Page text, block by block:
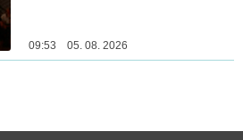
09:53 05. 08. 2026